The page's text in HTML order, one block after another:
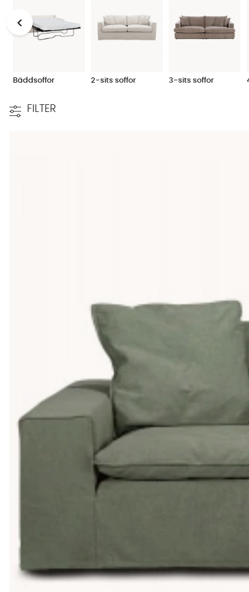
Något som kan vara bra att ha i åtanke när du ska välja
tänkt att äta och dricka gott sittandes eller liggandes på
stora olyckan skulle vara framme eller du helt enkelt vill
Är du ute efter en djup soffa är en
verkligheten innan du bestämmer dig för om du vill köpa
exempel på populära material på soffor som vi erbjuder
Det ska vara enkelt och bekvämt att handla en soffa
köpupplevelse online vara bekväm och enkel till rätt pris.
vardagsrum och hela vårt sortiment håller hög kvalitet
Bäddsoffor 2-sits soffor 3-sits soffor
FILTER